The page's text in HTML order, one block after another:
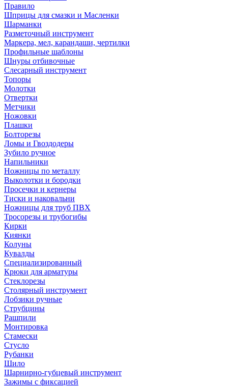
Правило
Шприцы для смазки и Масленки
Шарманки
Разметочный инструмент
Маркера, мел, карандаши, чертилки
Профильные шаблоны
Шнуры отбивочные
Слесарный инструмент
Топоры
Молотки
Отвертки
Метчики
Ножовки
Плашки
Болторезы
Ломы и Гвоздодеры
Зубило ручное
Напильники
Ножницы по металлу
Выколотки и бородки
Просечки и кернеры
Тиски и наковальни
Ножницы для труб ПВХ
Тросорезы и трубогибы
Кирки
Киянки
Колуны
Кувалды
Специализированный
Крюки для арматуры
Стеклорезы
Столярный инструмент
Лобзики ручные
Струбцины
Рашпили
Монтировка
Стамески
Стусло
Рубанки
Шило
Шарнирно-губцевый инструмент
Зажимы с фиксацией